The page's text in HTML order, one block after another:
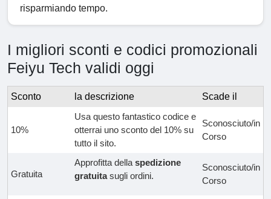
risparmiando tempo.
I migliori sconti e codici promozionali
Feiyu Tech validi oggi
Sconto la descrizione Scade il
10%
Usa questo fantastico codice e
otterrai uno sconto del 10% su
tutto il sito.
Sconosciuto/in
Corso
Gratuita
Approfitta della spedizione
gratuitasugli ordini.
Sconosciuto/in
Corso